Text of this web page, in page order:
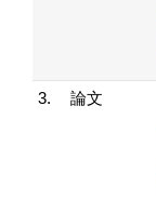
3. 論文